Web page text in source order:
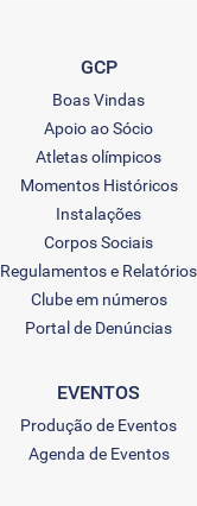
GCP
Boas Vindas
Apoio ao Sócio
Atletas olímpicos
Momentos Históricos
Instalações
Corpos Sociais
Regulamentos e Relatórios
Clube em números
Portal de Denúncias
EVENTOS
Produção de Eventos
Agenda de Eventos